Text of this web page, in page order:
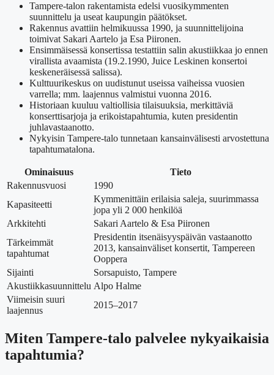
Tampere-talon rakentamista edelsi vuosikymmenten
suunnittelu ja useat kaupungin päätökset.
Rakennus avattiin helmikuussa 1990, ja suunnittelijoina
toimivat Sakari Aartelo ja Esa Piironen.
Ensimmäisessä konsertissa testattiin salin akustiikkaa jo ennen
virallista avaamista (19.2.1990, Juice Leskinen konsertoi
keskeneräisessä salissa).
Kulttuurikeskus on uudistunut useissa vaiheissa vuosien
varrella; mm. laajennus valmistui vuonna 2016.
Historiaan kuuluu valtiollisia tilaisuuksia, merkittäviä
konserttisarjoja ja erikoistapahtumia, kuten presidentin
juhlavastaanotto.
Nykyisin Tampere-talo tunnetaan kansainvälisesti arvostettuna
tapahtumatalona.
Ominaisuus
Tieto
Rakennusvuosi
1990
Kapasiteetti
Kymmenittäin erilaisia saleja, suurimmassa
jopa yli 2 000 henkilöä
Arkkitehti
Sakari Aartelo & Esa Piironen
Tärkeimmät
tapahtumat
Presidentin itsenäisyyspäivän vastaanotto
2013, kansainväliset konsertit, Tampereen
Ooppera
Sijainti
Sorsapuisto, Tampere
Akustiikkasuunnittelu Alpo Halme
Viimeisin suuri
laajennus
2015–2017
Miten Tampere-talo palvelee nykyaikaisia
tapahtumia?